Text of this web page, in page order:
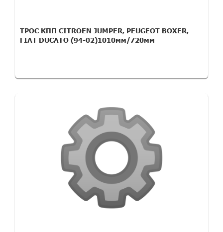
ТРОС КПП CITROEN JUMPER, PEUGEOT BOXER,
FIAT DUCATO (94-02)1010мм/720мм